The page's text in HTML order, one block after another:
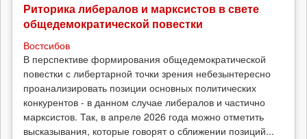
Риторика либералов и марксистов в свете
общедемократической повестки
Востсибов
В перспективе формирования общедемократической
повестки с либертарной точки зрения небезынтересно
проанализировать позиции основных политических
конкурентов - в данном случае либералов и частично
марксистов. Так, в апреле 2026 года можно отметить
высказывания, которые говорят о сближении позиций...